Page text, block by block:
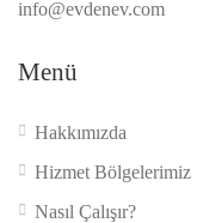
info@evdenev.com
Menü
Hakkımızda
Hizmet Bölgelerimiz
Nasıl Çalışır?